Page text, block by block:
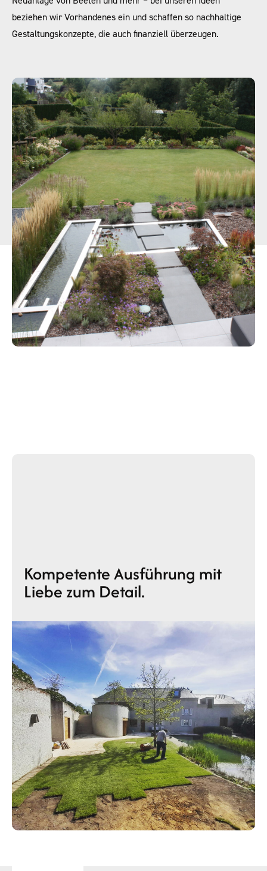
beziehen wir Vorhandenes ein und schaffen so nachhaltige
Gestaltungskonzepte, die auch finanziell überzeugen.
Kompetente Ausführung mit
Liebe zum Detail.